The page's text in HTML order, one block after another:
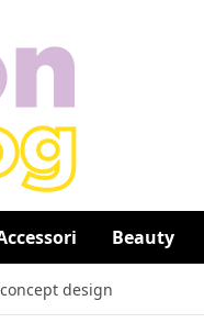
Beauty
design